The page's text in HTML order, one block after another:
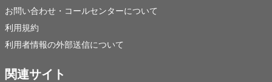
お問い合わせ・コールセンターについて
利用規約
利用者情報の外部送信について
関連サイト